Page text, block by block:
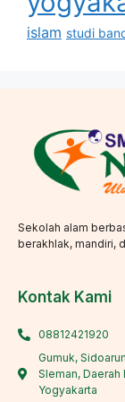
islam studi
Sekolah alam
berakhlak, mandiri,
Kontak Kami
08812421920
Gumuk,
Sleman, Daerah
Yogyakarta